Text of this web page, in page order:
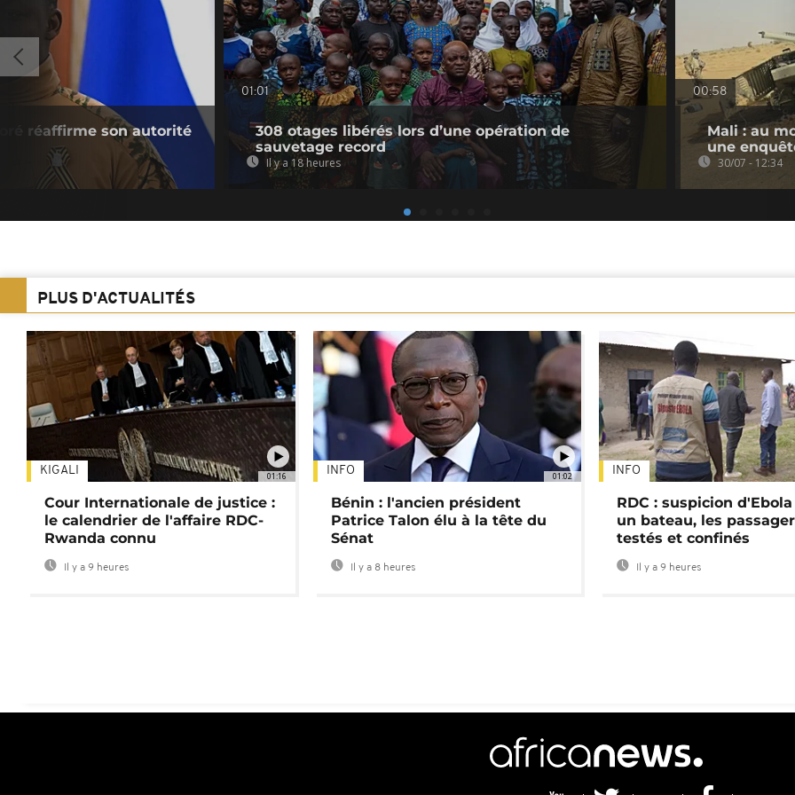
réaffirme son autorité
01:01
308 otages libérés lors d’une opération de
sauvetage record
Il y a 18 heures
00:58
Mali : au
une
30/07 - 12:34
PLUS D'ACTUALITÉS
01:16
KIGALI
Cour Internationale de justice :
le calendrier de l'affaire RDC-
Rwanda connu
Il y a 9 heures
01:02
INFO
Bénin : l'ancien président
Patrice Talon élu à la tête du
Sénat
Il y a 8 heures
INFO
RDC : suspicion
un bateau, les
testés et confinés
Il y a 9 heures